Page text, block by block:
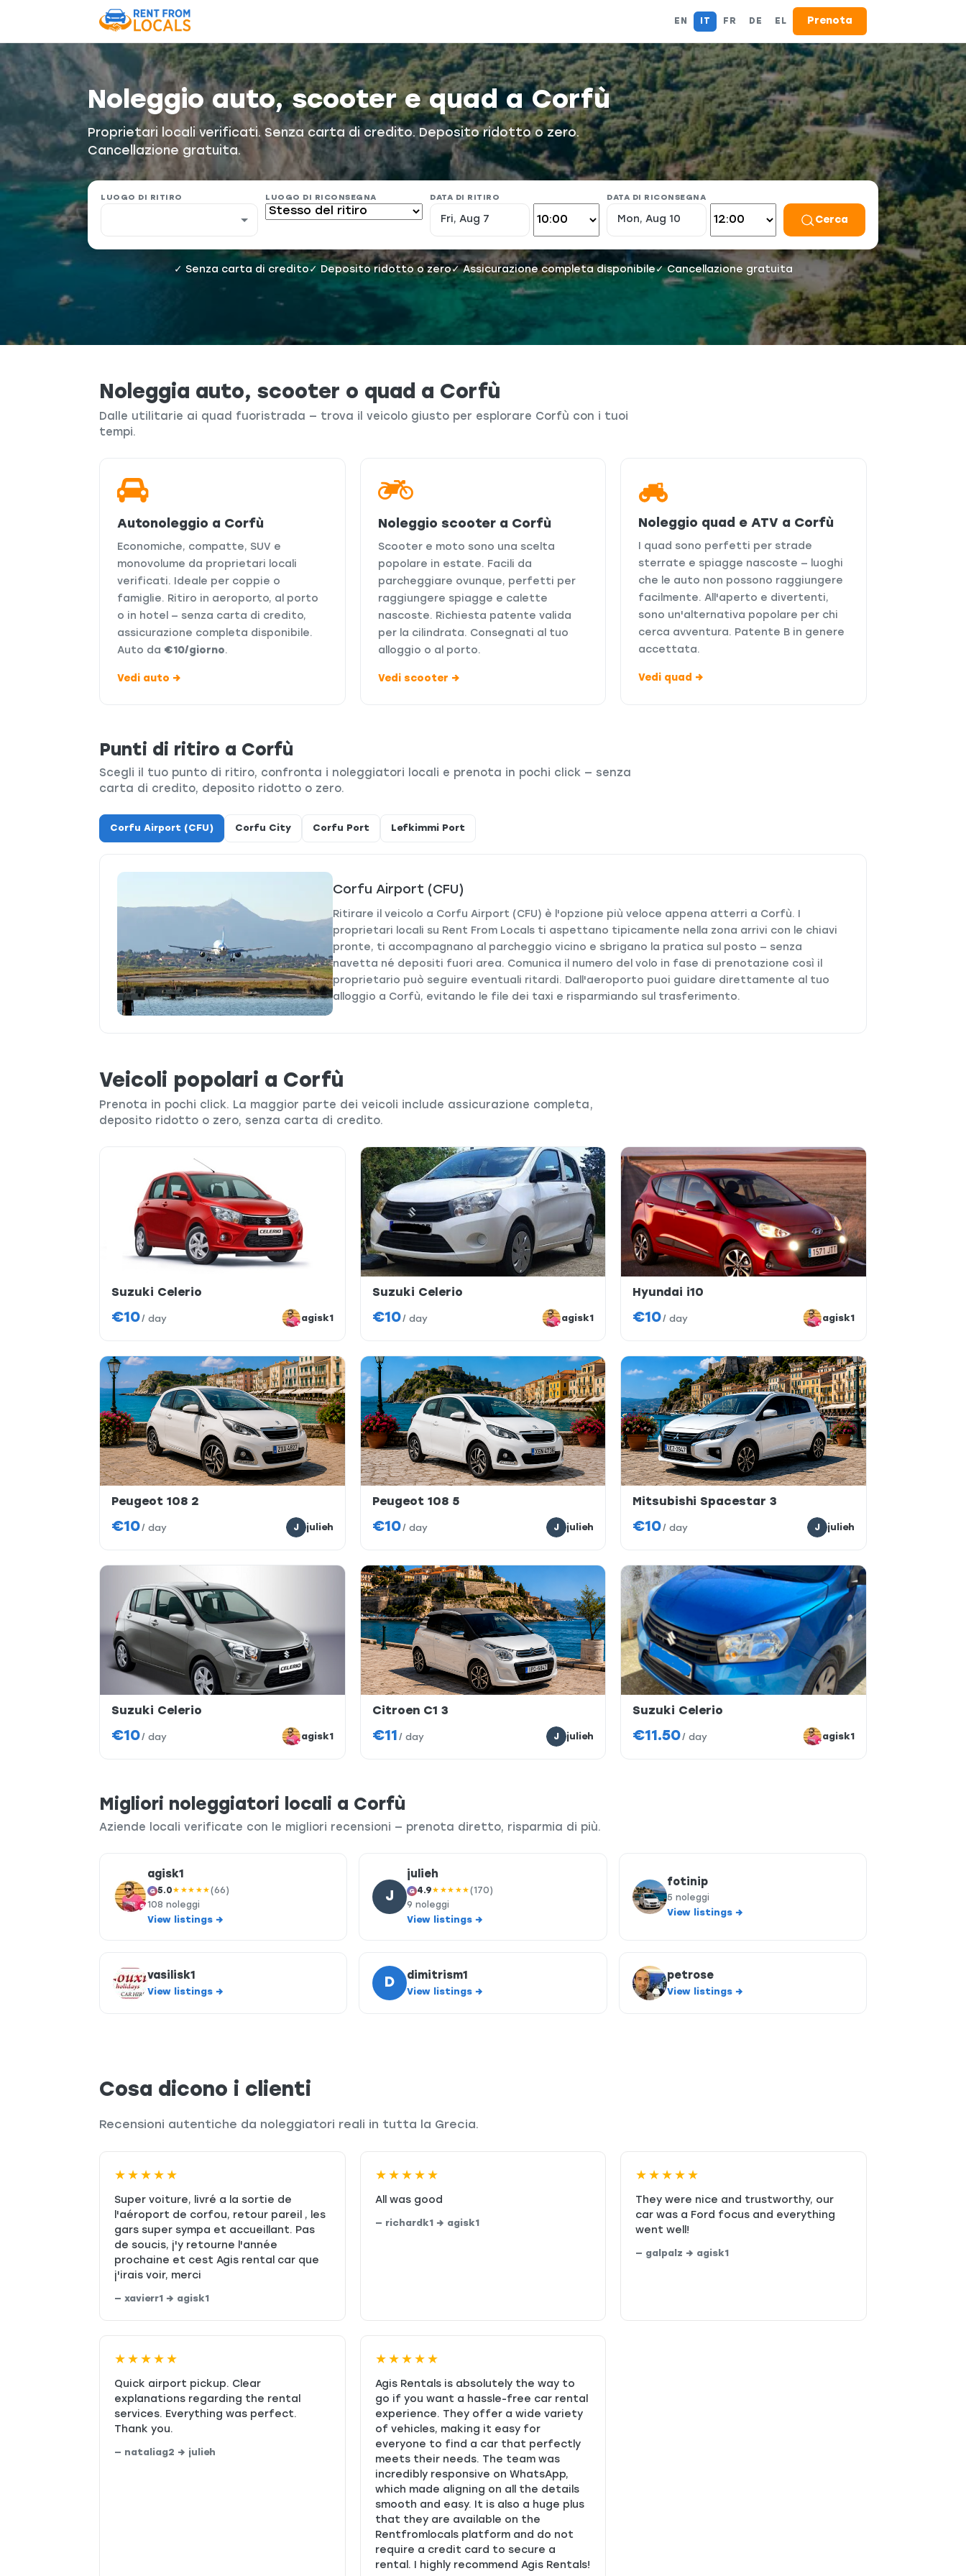
EN IT FR DE EL Prenota
Noleggio auto, scooter e quad a Corfù
Proprietari locali verificati. Senza carta di credito. Deposito ridotto o zero.
Cancellazione gratuita.
LUOGO DI RITIRO LUOGO DI RICONSEGNA DATA DI RITIRO DATA DI RICONSEGNA
Cerca
✓ Senza carta di credito ✓ Deposito ridotto o zero✓ Assicurazione completa disponibile✓ Cancellazione gratuita
Noleggia auto, scooter o quad a Corfù
Dalle utilitarie ai quad fuoristrada — trova il veicolo giusto per esplorare Corfù con i tuoi
tempi.
Autonoleggio a Corfù
Economiche, compatte, SUV e
monovolume da proprietari locali
verificati. Ideale per coppie o
famiglie. Ritiro in aeroporto, al porto
o in hotel — senza carta di credito,
assicurazione completa disponibile.
Auto da €10/giorno.
Vedi auto →
Noleggio scooter a Corfù
Scooter e moto sono una scelta
popolare in estate. Facili da
parcheggiare ovunque, perfetti per
raggiungere spiagge e calette
nascoste. Richiesta patente valida
per la cilindrata. Consegnati al tuo
alloggio o al porto.
Vedi scooter →
Noleggio quad e ATV a Corfù
I quad sono perfetti per strade
sterrate e spiagge nascoste — luoghi
che le auto non possono raggiungere
facilmente. All'aperto e divertenti,
sono un'alternativa popolare per chi
cerca avventura. Patente B in genere
accettata.
Vedi quad →
Punti di ritiro a Corfù
Scegli il tuo punto di ritiro, confronta i noleggiatori locali e prenota in pochi click — senza
carta di credito, deposito ridotto o zero.
Corfu Airport (CFU) Corfu City Corfu Port Lefkimmi Port
Corfu Airport (CFU)
Ritirare il veicolo a Corfu Airport (CFU) è l'opzione più veloce appena atterri a Corfù. I
proprietari locali su Rent From Locals ti aspettano tipicamente nella zona arrivi con le chiavi
pronte, ti accompagnano al parcheggio vicino e sbrigano la pratica sul posto — senza
navetta né depositi fuori area. Comunica il numero del volo in fase di prenotazione così il
proprietario può seguire eventuali ritardi. Dall'aeroporto puoi guidare direttamente al tuo
alloggio a Corfù, evitando le file dei taxi e risparmiando sul trasferimento.
Veicoli popolari a Corfù
Prenota in pochi click. La maggior parte dei veicoli include assicurazione completa,
deposito ridotto o zero, senza carta di credito.
Suzuki Celerio
€10/ day agisk1
Suzuki Celerio
€10/ day agisk1
Hyundai i10
€10/day agisk1
Peugeot 108 2
€10/ day J julieh
Peugeot 108 5
€10/ day J julieh
Mitsubishi Spacestar 3
€10/day J julieh
Suzuki Celerio
€10/ day agisk1
Citroen C1 3
€11 / day J julieh
Suzuki Celerio
€11.50/day agisk1
Migliori noleggiatori locali a Corfù
Aziende locali verificate con le migliori recensioni — prenota diretto, risparmia di più.
agisk1
G 5.0★★★★★(66)
108 noleggi
View listings →
J
julieh
G 4.9★★★★★(170)
9 noleggi
View listings →
fotinip
5 noleggi
View listings →
vasilisk1
View listings →
D
dimitrism1
View listings →
petrose
View listings →
Cosa dicono i clienti
Recensioni autentiche da noleggiatori reali in tutta la Grecia.
★★★★★
Super voiture, livré a la sortie de
l'aéroport de corfou, retour pareil , les
gars super sympa et accueillant. Pas
de soucis, j'y retourne l'année
prochaine et cest Agis rental car que
j'irais voir, merci
— xavierr1 → agisk1
★★★★★
All was good
— richardk1 → agisk1
★★★★★
They were nice and trustworthy, our
car was a Ford focus and everything
went well!
— galpalz → agisk1
★★★★★
Quick airport pickup. Clear
explanations regarding the rental
services. Everything was perfect.
Thank you.
— nataliag2 → julieh
★★★★★
Agis Rentals is absolutely the way to
go if you want a hassle-free car rental
experience. They offer a wide variety
of vehicles, making it easy for
everyone to find a car that perfectly
meets their needs. The team was
incredibly responsive on WhatsApp,
which made aligning on all the details
smooth and easy. It is also a huge plus
that they are available on the
Rentfromlocals platform and do not
require a credit card to secure a
rental. I highly recommend Agis Rentals!